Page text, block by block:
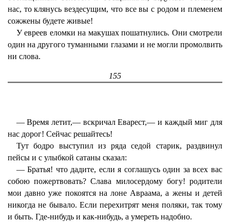
нас, то клянусь вездесущим, что все вы с родом и племенем
сожжены будете живые!
У евреев еломки на макушах пошатнулись. Они смотрели
один на другого туманными глазами и не могли промолвить
ни слова.
155
— Время летит,— вскричал Еварест,— и каждый миг для
нас дорог! Сейчас решайтесь!
Тут бодро выступил из ряда седой старик, раздвинул
пейсы и с улыбкой сатаны сказал:
— Братья! что дадите, если я соглашусь один за всех вас
собою пожертвовать? Слава милосердому богу! родители
мои давно уже покоятся на лоне Авраама, а жены и детей
никогда не бывало. Если перехитрят меня поляки, так тому
и быть. Где-нибудь и как-нибудь, а умереть надобно.